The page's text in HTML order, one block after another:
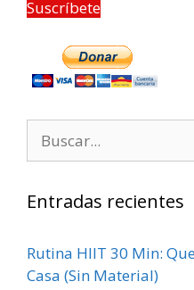
Suscríbete
Entradas recientes
Rutina HIIT 30 Min:
Casa (Sin Material)